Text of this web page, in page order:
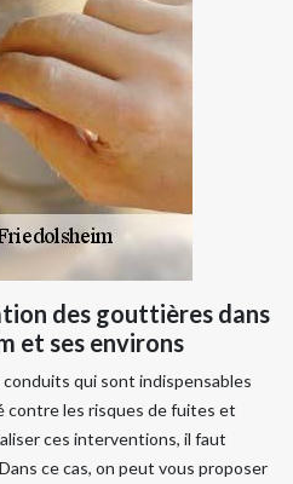
des gouttières dans
et ses environs
qui sont indispensables
les risques de fuites et
ces interventions, il faut
ce cas, on peut vous proposer